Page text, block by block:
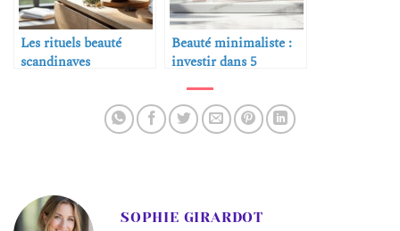
Les rituels beauté
scandinaves
Beauté minimaliste :
investir dans 5
SOPHIE GIRARDOT